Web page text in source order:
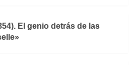
El genio detrás de las